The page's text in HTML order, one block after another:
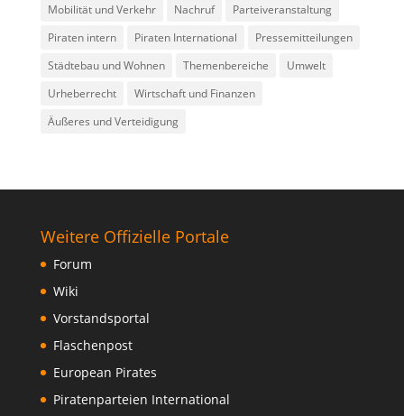
Mobilität und Verkehr
Nachruf
Parteiveranstaltung
Piraten intern
Piraten International
Pressemitteilungen
Städtebau und Wohnen
Themenbereiche
Umwelt
Urheberrecht
Wirtschaft und Finanzen
Äußeres und Verteidigung
Weitere Offizielle Portale
Forum
Wiki
Vorstandsportal
Flaschenpost
European Pirates
Piratenparteien International